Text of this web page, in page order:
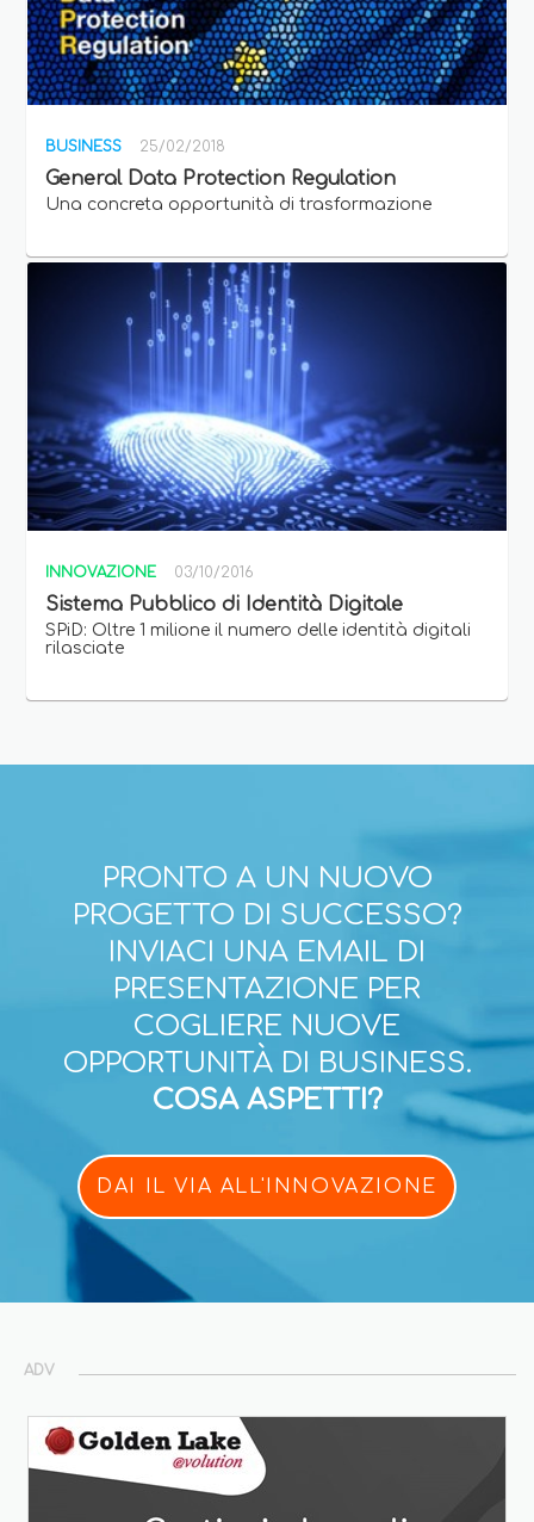
BUSINESS 25/02/2018
General Data Protection Regulation
Una concreta opportunità di trasformazione
INNOVAZIONE 03/10/2016
Sistema Pubblico di Identità Digitale
SPiD: Oltre 1 milione il numero delle identità digitali
rilasciate
PRONTO A UN NUOVO
PROGETTO DI SUCCESSO?
INVIACI UNA EMAIL DI
PRESENTAZIONE PER
COGLIERE NUOVE
OPPORTUNITÀ DI BUSINESS.
COSA ASPETTI?
DAI IL VIA ALL'INNOVAZIONE
ADV